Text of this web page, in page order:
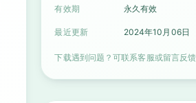
有效期 永久有效
最近更新 2024年10月06日
下载遇到问题？可联系客服或留言反馈